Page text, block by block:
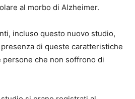
al morbo di Alzheimer.
incluso questo nuovo studio,
di queste caratteristiche
che non soffrono di